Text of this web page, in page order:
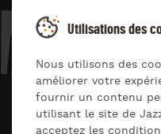
JAZZ4
© Jazz4you 2019 –
Utilisations des
Nous utilisons des
améliorer votre
fournir un contenu
utilisant le site de
acceptez les